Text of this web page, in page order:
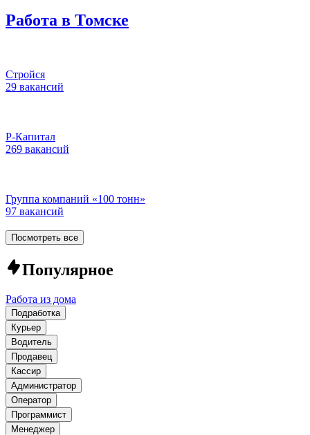
Работа в Томске
Стройся
29 вакансий
Р-Капитал
269 вакансий
Группа компаний «100 тонн»
97 вакансий
Посмотреть все
Популярное
Работа из дома
Подработка
Курьер
Водитель
Продавец
Кассир
Администратор
Оператор
Программист
Менеджер